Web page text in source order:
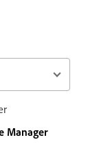
Manager